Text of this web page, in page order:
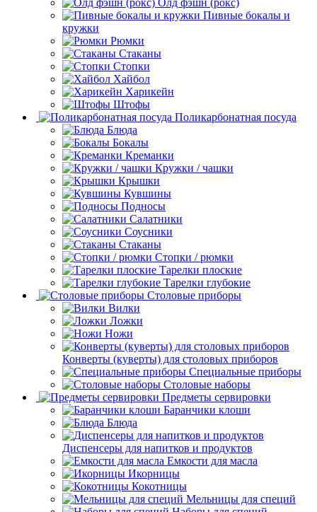
Пивные бокалы и
кружки
Рюмки
Стаканы
Стопки
Хайбол
Харикейн
Штофы
Поликарбонатная посуда
Блюда
Бокалы
Креманки
Кружки / чашки
Крышки
Кувшины
Подносы
Салатники
Соусники
Стаканы
Стопки / рюмки
Тарелки плоские
Тарелки глубокие
Столовые приборы
Вилки
Ложки
Ножи
Конверты (куверты) для столовых приборов
Специальные приборы
Столовые наборы
Предметы сервировки
Баранчики клоши
Блюда
Диспенсеры для напитков и продуктов
Емкости для масла
Икорницы
Кокотницы
Мельницы для специй